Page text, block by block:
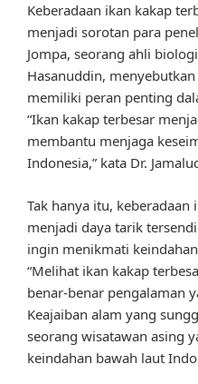
Keberadaan ikan kakap
menjadi sorotan para
Jompa, seorang ahli
Hasanuddin,
memiliki peran penting
“Ikan kakap terbesar
membantu menjaga
Indonesia,” kata Dr.
Tak hanya itu, keberadaan
menjadi daya tarik
ingin menikmati
“Melihat ikan kakap
benar-benar pengalaman
Keajaiban alam yang
seorang wisatawan asing
keindahan bawah laut